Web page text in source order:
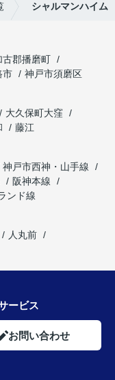
シャルマンハイム
古郡播磨町
市
神戸市須磨区
大久保町大窪
藤江
神戸市西神・山手線
阪神本線
ンド線
人丸前
ービス
お問い合わせ